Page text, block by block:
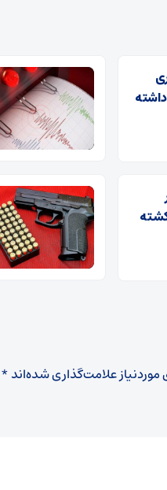
علامت‌گذاری شده‌اند*